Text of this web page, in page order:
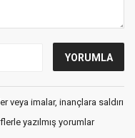
veya imalar, inançlara saldırı
yazılmış yorumlar